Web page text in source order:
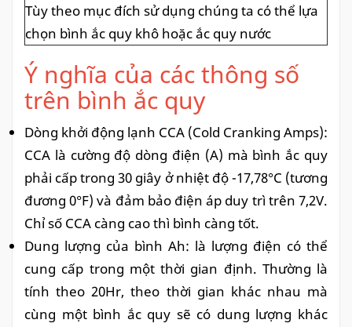
Tùy theo mục đích sử dụng chúng ta có thể lựa
chọn bình ắc quy khô hoặc ắc quy nước
Ý nghĩa của các thông số
trên bình ắc quy
Dòng khởi động lạnh CCA (Cold Cranking Amps):
CCA là cường độ dòng điện (A) mà bình ắc quy
phải cấp trong 30 giây ở nhiệt độ -17,78°C (tương
đương 0°F) và đảm bảo điện áp duy trì trên 7,2V.
Chỉ số CCA càng cao thì bình càng tốt.
Dung lượng của bình Ah: là lượng điện có thể
cung cấp trong một thời gian định. Thường là
tính theo 20Hr, theo thời gian khác nhau mà
cùng một bình ắc quy sẽ có dung lượng khác